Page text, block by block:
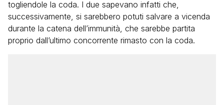
togliendole la coda. I due sapevano infatti che,
successivamente, si sarebbero potuti salvare a vicenda
durante la catena dell’immunità, che sarebbe partita
proprio dall’ultimo concorrente rimasto con la coda.